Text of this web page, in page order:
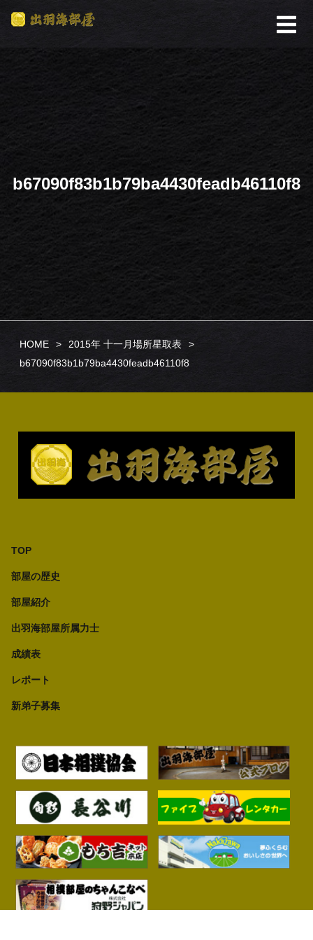
b67090f83b1b79ba4430feadb46110f8
HOME
2015年 十一月場所星取表
b67090f83b1b79ba4430feadb46110f8
TOP
部屋の歴史
部屋紹介
出羽海部屋所属力士
成績表
レポート
新弟子募集